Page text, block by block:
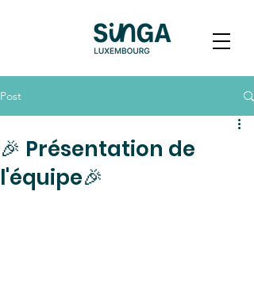
Post
🎉 Présentation de
l'équipe🎉